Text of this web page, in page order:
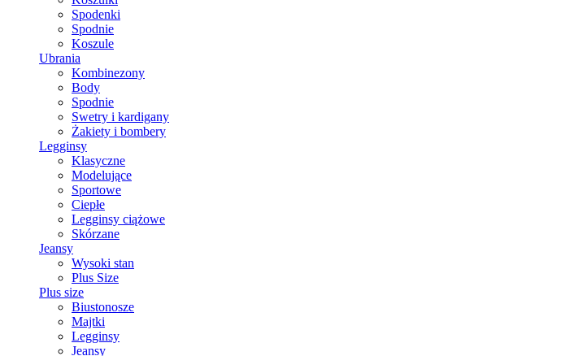
Spodenki
Spodnie
Koszule
Ubrania
Kombinezony
Body
Spodnie
Swetry i kardigany
Żakiety i bombery
Legginsy
Klasyczne
Modelujące
Sportowe
Ciepłe
Legginsy ciążowe
Skórzane
Jeansy
Wysoki stan
Plus Size
Plus size
Biustonosze
Majtki
Legginsy
Jeansy